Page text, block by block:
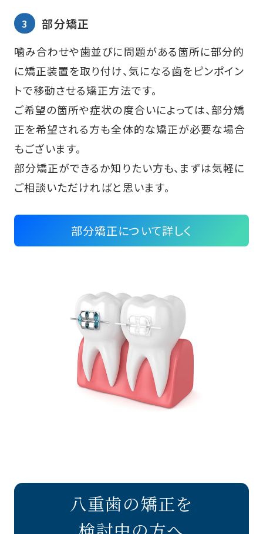
部分矯正
噛み合わせや歯並びに問題がある箇所に部分的
に矯正装置を取り付け、気になる歯をピンポイン
トで移動させる矯正方法です。
ご希望の箇所や症状の度合いによっては、部分矯
正を希望される方も全体的な矯正が必要な場合
もございます。
部分矯正ができるか知りたい方も、まずは気軽に
ご相談いただければと思います。
部分矯正について詳しく
八重歯の矯正を